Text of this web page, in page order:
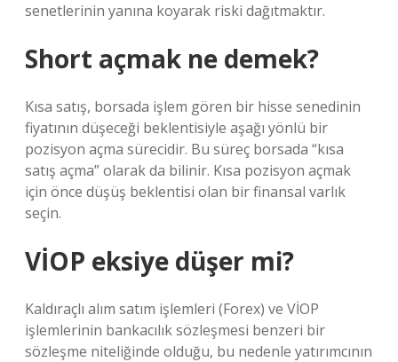
senetlerinin yanına koyarak riski dağıtmaktır.
Short açmak ne demek?
Kısa satış, borsada işlem gören bir hisse senedinin
fiyatının düşeceği beklentisiyle aşağı yönlü bir
pozisyon açma sürecidir. Bu süreç borsada “kısa
satış açma” olarak da bilinir. Kısa pozisyon açmak
için önce düşüş beklentisi olan bir finansal varlık
seçin.
VİOP eksiye düşer mi?
Kaldıraçlı alım satım işlemleri (Forex) ve VİOP
işlemlerinin bankacılık sözleşmesi benzeri bir
sözleşme niteliğinde olduğu, bu nedenle yatırımcının